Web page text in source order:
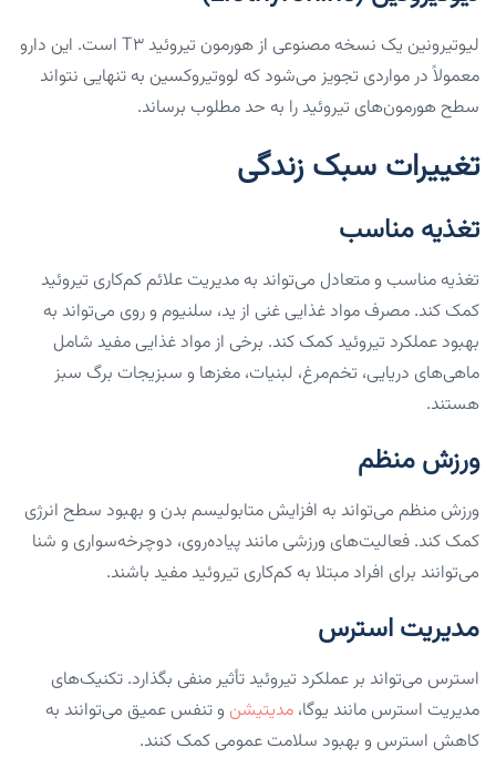
لیوتیرونین یک نسخه مصنوعی از هورمون تیروئید T3 است. این دارو
معمولاً در مواردی تجویز می‌شود که لووتیروکسین به تنهایی نتواند
سطح هورمون‌های تیروئید را به حد مطلوب برساند.
تغییرات سبک زندگی
تغذیه مناسب
تغذیه مناسب و متعادل می‌تواند به مدیریت علائم کم‌کاری تیروئید
کمک کند. مصرف مواد غذایی غنی از ید، سلنیوم و روی می‌تواند به
بهبود عملکرد تیروئید کمک کند. برخی از مواد غذایی مفید شامل
ماهی‌های دریایی، تخم‌مرغ، لبنیات، مغزها و سبزیجات برگ سبز
هستند.
ورزش منظم
ورزش منظم می‌تواند به افزایش متابولیسم بدن و بهبود سطح انرژی
کمک کند. فعالیت‌های ورزشی مانند پیاده‌روی، دوچرخه‌سواری و شنا
می‌توانند برای افراد مبتلا به کم‌کاری تیروئید مفید باشند.
مدیریت استرس
استرس می‌تواند بر عملکرد تیروئید تأثیر منفی بگذارد. تکنیک‌های
مدیریت استرس مانند یوگا، مدیتیشن و تنفس عمیق می‌توانند به
کاهش استرس و بهبود سلامت عمومی کمک کنند.